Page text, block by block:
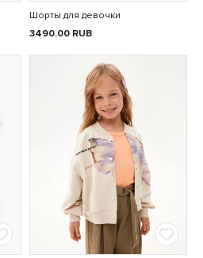
Шорты для девочки
3490.00 RUB